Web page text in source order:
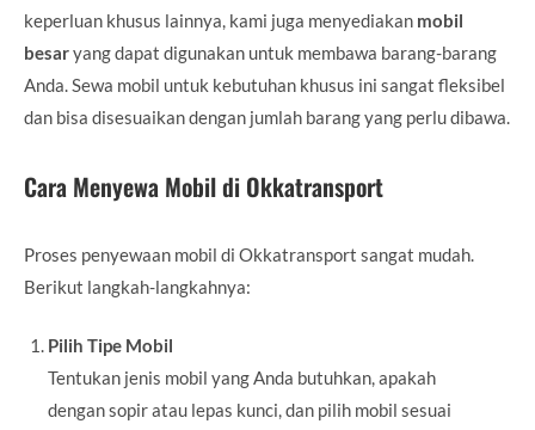
keperluan khusus lainnya, kami juga menyediakan mobil
besaryang dapat digunakan untuk membawa barang-barang
Anda. Sewa mobil untuk kebutuhan khusus ini sangat fleksibel
dan bisa disesuaikan dengan jumlah barang yang perlu dibawa.
Cara Menyewa Mobil di Okkatransport
Proses penyewaan mobil di Okkatransport sangat mudah.
Berikut langkah-langkahnya:
Pilih Tipe Mobil
Tentukan jenis mobil yang Anda butuhkan, apakah
dengan sopir atau lepas kunci, dan pilih mobil sesuai